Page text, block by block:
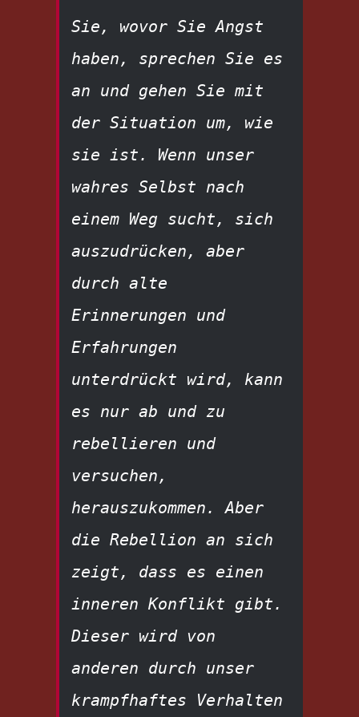
Sie, wovor Sie Angst
haben, sprechen Sie es
an und gehen Sie mit
der Situation um, wie
sie ist. Wenn unser
wahres Selbst nach
einem Weg sucht, sich
auszudrücken, aber
durch alte
Erinnerungen und
Erfahrungen
unterdrückt wird, kann
es nur ab und zu
rebellieren und
versuchen,
herauszukommen. Aber
die Rebellion an sich
zeigt, dass es einen
inneren Konflikt gibt.
Dieser wird von
anderen durch unser
krampfhaftes Verhalten